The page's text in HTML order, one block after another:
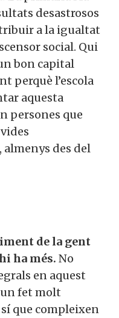
desastrosos
a la igualtat
social. Qui
bon capital
perquè l’escola
aquesta
persones que
des del
de la gent
ha més. No
en aquest
un fet molt
que compleixen